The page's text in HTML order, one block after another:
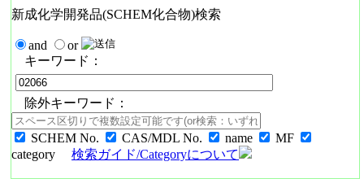
新成化学開発品(SCHEM化合物)検索
and
or
キーワード：
除外キーワード：
SCHEM No. CAS/MDL No. name
MF
category
検索ガイド/Categoryについて